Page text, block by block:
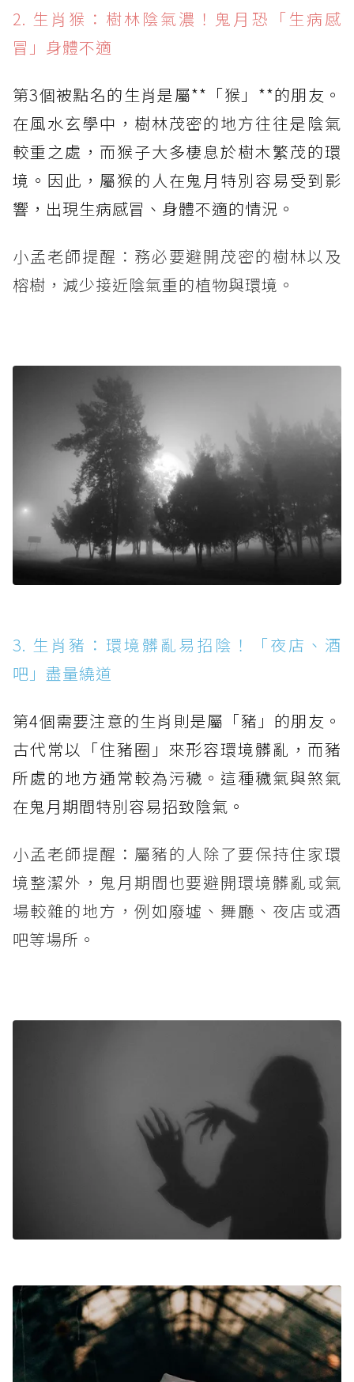
2. 生肖猴：樹林陰氣濃！鬼月恐「生病感
冒」身體不適
第3個被點名的生肖是屬**「猴」**的朋友。
在風水玄學中，樹林茂密的地方往往是陰氣
較重之處，而猴子大多棲息於樹木繁茂的環
境。因此，屬猴的人在鬼月特別容易受到影
響，出現生病感冒、身體不適的情況。
小孟老師提醒：務必要避開茂密的樹林以及
榕樹，減少接近陰氣重的植物與環境。
3. 生肖豬：環境髒亂易招陰！「夜店、酒
吧」盡量繞道
第4個需要注意的生肖則是屬「豬」的朋友。
古代常以「住豬圈」來形容環境髒亂，而豬
所處的地方通常較為污穢。這種穢氣與煞氣
在鬼月期間特別容易招致陰氣。
小孟老師提醒：屬豬的人除了要保持住家環
境整潔外，鬼月期間也要避開環境髒亂或氣
場較雜的地方，例如廢墟、舞廳、夜店或酒
吧等場所。